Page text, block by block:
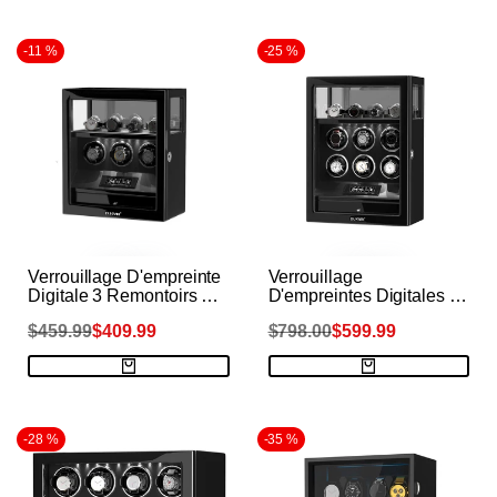
-11 %
Verrouillage D'empreinte
Digitale 3 Remontoirs De
Télécommande LCD De
Stockage
Supplémentaire De 4
Prix
$459.99PRIX
VENTE
$409.99
-25 %
Verrouillage
D'empreintes Digitales 6
Avec Télécommande
LCD De Stockage De
Montres Supplémentaires
Prix
$798.00PRIX
​​
VENTE
$599.99
-28% -35 %